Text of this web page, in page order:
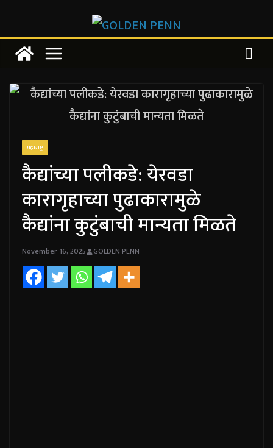
to
content
महाराष्ट्र
कैद्यांच्या पलीकडे: येरवडा
कारागृहाच्या पुढाकारामुळे
कैद्यांना कुटुंबाची मान्यता मिळते
November 16, 2025 GOLDEN PENN